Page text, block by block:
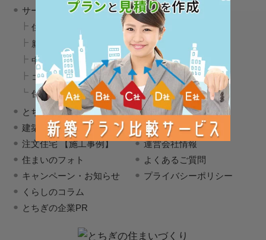
サービス
住まいづくりサービス各種
新築プラン比較サービスとは
中古住宅購入＋リノベーション
コンシェルジュサービス
住まいづくり無料相談申込み
とちぎの建築会社 一覧
建築会社 一括資料請求
注文住宅 【施工事例】
住まいのフォト
キャンペーン・お知らせ
くらしのコラム
とちぎの企業PR
登録建築会社募集
お問い合わせ
運営会社情報
よくあるご質問
プライバシーポリシー